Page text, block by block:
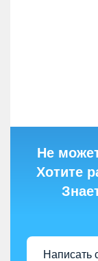
Не
Хотите
Написать